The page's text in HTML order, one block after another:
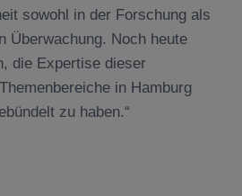
sowohl in der Forschung als
Überwachung. Noch heute
die Expertise dieser
in Hamburg
zu haben.“